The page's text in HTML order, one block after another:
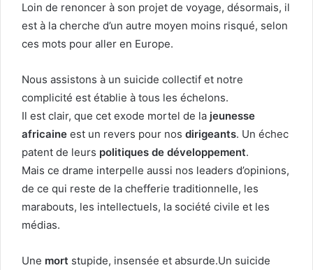
Loin de renoncer à son projet de voyage, désormais, il
est à la cherche d’un autre moyen moins risqué, selon
ces mots pour aller en Europe.
Nous assistons à un suicide collectif et notre
complicité est établie à tous les échelons.
Il est clair, que cet exode mortel de la jeunesse
africaine est un revers pour nos dirigeants. Un échec
patent de leurs politiques de développement.
Mais ce drame interpelle aussi nos leaders d’opinions,
de ce qui reste de la chefferie traditionnelle, les
marabouts, les intellectuels, la société civile et les
médias.
Une mort stupide, insensée et absurde.Un suicide